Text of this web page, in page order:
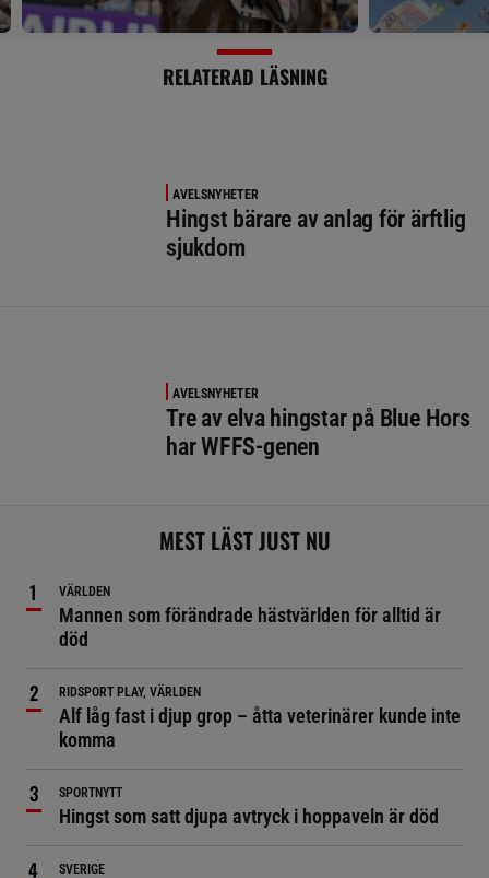
RELATERAD LÄSNING
AVELSNYHETER
Hingst bärare av anlag för ärftlig
sjukdom
AVELSNYHETER
Tre av elva hingstar på Blue Hors
har WFFS-genen
MEST LÄST JUST NU
VÄRLDEN
Mannen som förändrade hästvärlden för alltid är
död
RIDSPORT PLAY, VÄRLDEN
Alf låg fast i djup grop – åtta veterinärer kunde inte
komma
SPORTNYTT
Hingst som satt djupa avtryck i hoppaveln är död
SVERIGE